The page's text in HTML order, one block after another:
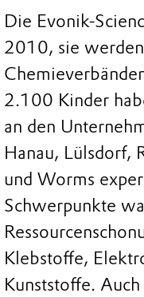
Die Evonik-
2010, sie
2.100 Kinder
an den
Hanau, Lülsdorf,
und Worms
Schwerpunkte
Klebstoffe,
Kunststoffe.